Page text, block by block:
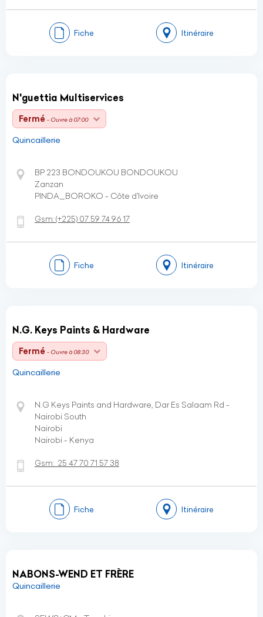
Fiche Itinéraire
N'guettia Multiservices
Fermé - Ouvre à 07:00
Quincaillerie
BP 223 BONDOUKOU BONDOUKOU
Zanzan
PINDA_BOROKO - Côte d’Ivoire
Gsm:(+225) 07 59 74 96 17
Fiche Itinéraire
N.G. Keys Paints & Hardware
Fermé - Ouvre à 08:30
Quincaillerie
N.G Keys Paints and Hardware, Dar Es Salaam Rd -
Nairobi South
Nairobi
Nairobi - Kenya
Gsm: 25 47 70 71 57 38
Fiche Itinéraire
NABONS-WEND ET FRÈRE
Quincaillerie